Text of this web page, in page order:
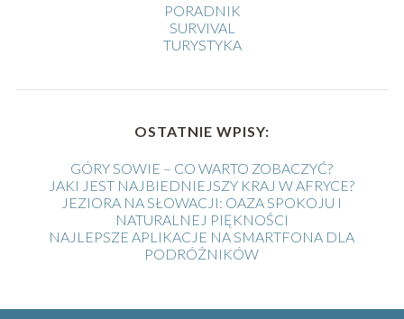
PORADNIK
SURVIVAL
TURYSTYKA
OSTATNIE WPISY:
GÓRY SOWIE – CO WARTO ZOBACZYĆ?
JAKI JEST NAJBIEDNIEJSZY KRAJ W AFRYCE?
JEZIORA NA SŁOWACJI: OAZA SPOKOJU I
NATURALNEJ PIĘKNOŚCI
NAJLEPSZE APLIKACJE NA SMARTFONA DLA
PODRÓŻNIKÓW